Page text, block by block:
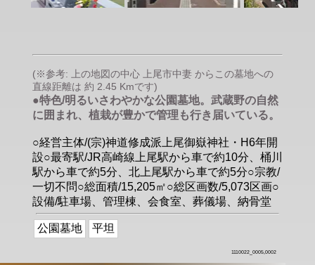
(※参考: 上の地図の中心 上尾市中妻 からこの墓地への
直線距離は 約 2.45 Kmです)
●特色/明るいさわやかな公園墓地。武蔵野の自然
に囲まれ、植栽が豊かで管理も行き届いている。
○経営主体/(宗)神道修成派上尾御嶽神社・H6年開
設○最寄駅/JR高崎線上尾駅から車で約10分、桶川
駅から車で約5分、北上尾駅から車で約5分○宗教/
一切不問○総面積/15,205㎡○総区画数/5,073区画○
設備/駐車場、管理棟、会食室、葬儀場、納骨堂
公園墓地 平坦
1110022_0005,0002